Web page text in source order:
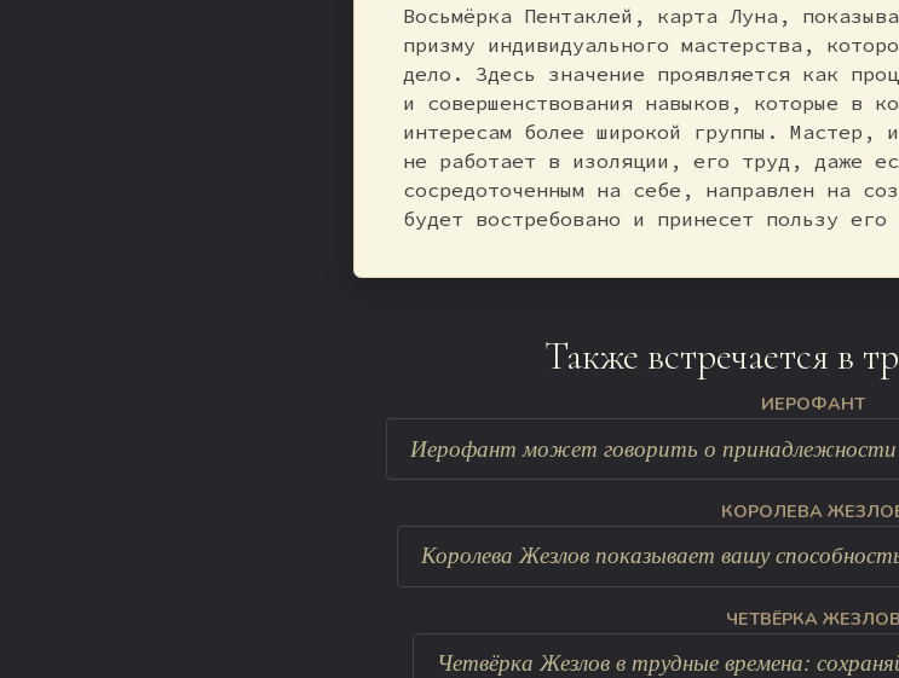
Восьмёрка Пентаклей, карта Луна,
призму индивидуального мастерства,
дело. Здесь значение проявляется как
и совершенствования навыков, которые в
интересам более широкой группы. Мастер,
не работает в изоляции, его труд, даже
сосредоточенным на себе, направлен на
будет востребовано и принесет пользу его
Также встречается в
ИЕРОФАНТ
Иерофант может говорить о принадлежности
КОРОЛЕВА
Королева Жезлов показывает вашу
ЧЕТВЁРКА ЖЕЗЛОВ
Четвёрка Жезлов в трудные времена: